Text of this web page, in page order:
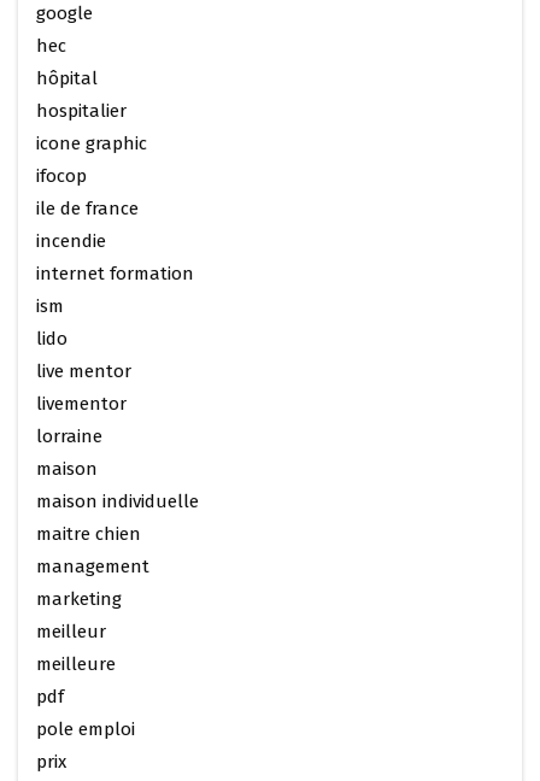
google
hec
hôpital
hospitalier
icone graphic
ifocop
ile de france
incendie
internet formation
ism
lido
live mentor
livementor
lorraine
maison
maison individuelle
maitre chien
management
marketing
meilleur
meilleure
pdf
pole emploi
prix